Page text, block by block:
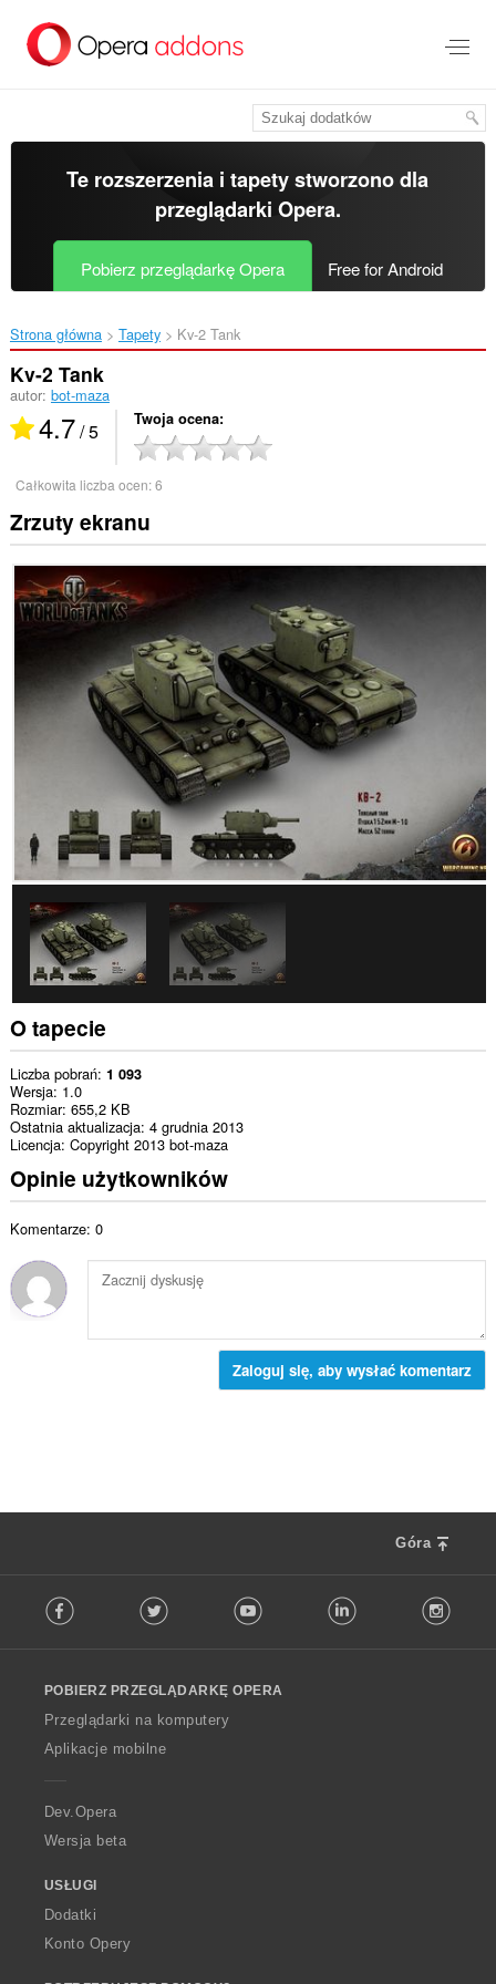
treści
Te rozszerzenia i tapety stworzono dla
przeglądarki Opera.
Pobierz przeglądarkę Opera Free for Android
Strona główna Tapety Kv-2 Tank‎
Kv-2 Tank
autor: bot-maza
4.7/ 5 Twoja ocena
Całkowita liczba ocen:6
Zrzuty ekranu
O tapecie
Liczba pobrań 1 093
Wersja 1.0
Rozmiar 655,2 KB
Ostatnia aktualizacja 4 grudnia 2013
Licencja Copyright 2013 bot-maza
Opinie użytkowników
Komentarze: 0
Zaloguj się, aby wysłać komentarz
Góra
o
w
O
p
a
Facebook Twitter Youtube LinkedIn
POBIERZ PRZEGLĄDARKĘ OPERA
Przeglądarki na komputery
Aplikacje mobilne
Dev.Opera
Wersja beta
USŁUGI
Dodatki
Konto Opery